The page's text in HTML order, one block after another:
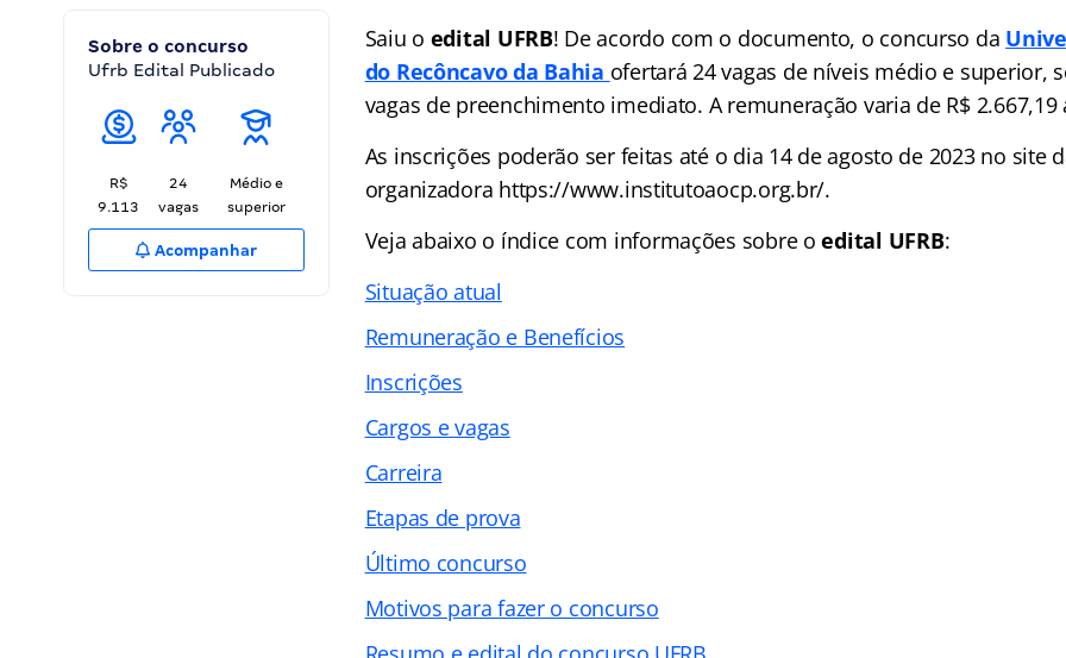
Sobre o concurso
Ufrb Edital Publicado
R$
9.113
24
vagas
Médio e
superior
Acompanhar
Saiu o edital UFRB! De acordo com o documento, o concurso da
do Recôncavo da Bahia ofertará 24 vagas de níveis médio e superior,
vagas de preenchimento imediato. A remuneração varia de R$ 2.667,19
As inscrições poderão ser feitas até o dia 14 de agosto de 2023 no site
organizadora https://www.institutoaocp.org.br/.
Veja abaixo o índice com informações sobre oedital UFRB:
Situação atual
Remuneração e Benefícios
Inscrições
Cargos e vagas
Carreira
Etapas de prova
Último concurso
Motivos para fazer o concurso